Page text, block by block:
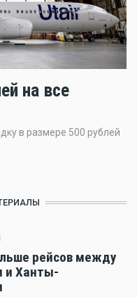
на все
в размере 500 рублей
рейсов между
и Ханты-